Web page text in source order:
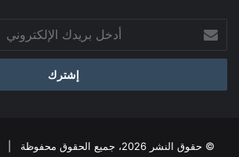
بريدك
الإلكتروني
© حقوق النشر 2026، جميع الحقوق محفوظة |